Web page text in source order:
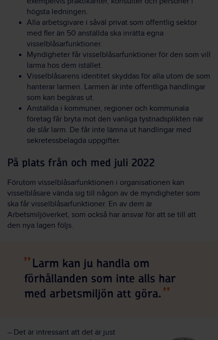
högsta ledningen.
Alla arbetsgivare i såväl privat som offentlig sektor
med fler än 50 anställda ska inrätta egna
visselblåsarfunktioner.
Myndigheter får visselblåsarfunktioner för den som vill
larma hos dem istället.
Visselblåsarens identitet skyddas för alla utom de som
hanterar larmen. Larmen är inte offentliga handlingar
som kan begäras ut.
Anställda i kommuner, regioner och kommunala
företag får bryta mot den vanliga tystnadsplikten när
de slår larm. De får inte lämna ut handlingar med
sekretessbelagda uppgifter.
På plats från och med juli 2022
Förutom visselblåsarfunktionen i organisationen kan
visselblåsare vända sig till någon av de myndigheter som
ska får visselblåsarfunktioner. En av dem är
Arbetsmiljöverket, som också har ansvar för att se till att
den nya lagen följs.
Larm kan ju handla om
förhållanden som inte alls har
med arbetsmiljön att göra.
– Det är intressant att det är just